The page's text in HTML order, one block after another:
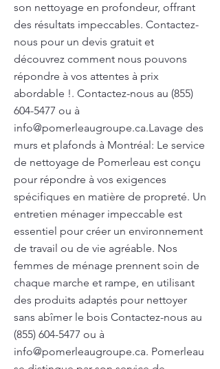
son nettoyage en profondeur, offrant
des résultats impeccables. Contactez-
nous pour un devis gratuit et
découvrez comment nous pouvons
répondre à vos attentes à prix
abordable !. Contactez-nous au (855)
604-5477 ou à
info@pomerleaugroupe.ca.Lavage des
murs et plafonds à Montréal: Le service
de nettoyage de Pomerleau est conçu
pour répondre à vos exigences
spécifiques en matière de propreté. Un
entretien ménager impeccable est
essentiel pour créer un environnement
de travail ou de vie agréable. Nos
femmes de ménage prennent soin de
chaque marche et rampe, en utilisant
des produits adaptés pour nettoyer
sans abîmer le bois Contactez-nous au
(855) 604-5477 ou à
info@pomerleaugroupe.ca. Pomerleau